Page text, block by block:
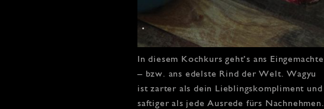
In diesem Kochkurs geht’s ans Eingemachte
– bzw. ans edelste Rind der Welt. Wagyu
ist zarter als dein Lieblingskompliment und
saftiger als jede Ausrede fürs Nachnehmen.